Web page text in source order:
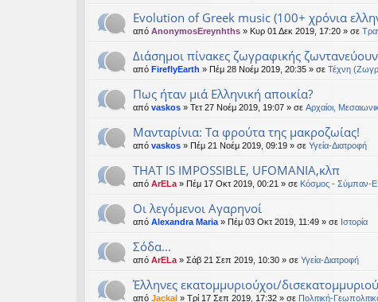
Evolution of Greek music (100+ χρόνια
από AnonymosEreynhths » Κυρ 01 Δεκ 2019, 17:20 » σε
Διάσημοι πίνακες ζωγραφικής ζωντανεύουν
από FireflyEarth » Πέμ 28 Νοέμ 2019, 20:35 » σε Τέχνη
Πως ήταν μιά Ελληνική αποικία?
από vaskos » Τετ 27 Νοέμ 2019, 19:07 » σε Αρχαίοι,
Μανταρίνια: Τα φρούτα της μακροζωίας!
από vaskos » Πέμ 21 Νοέμ 2019, 09:19 » σε Υγεία-Διατροφή
THAT IS IMPOSSIBLE, UFOMANIA,κλπ
από ArELa» Πέμ 17 Οκτ 2019, 00:21 » σε Κόσμος - Σύμπαν-
Οι λεγόμενοι Αγαρηνοί
από Alexandra Maria» Πέμ 03 Οκτ 2019, 11:49 » σε Ιστορία
Σόδα...
από ArELa» Σάβ 21 Σεπ 2019, 10:30 » σε Υγεία-Διατροφή
Έλληνες εκατομμυριούχοι/
από Jackal » Τρί 17 Σεπ 2019, 17:32 » σε Πολιτική-